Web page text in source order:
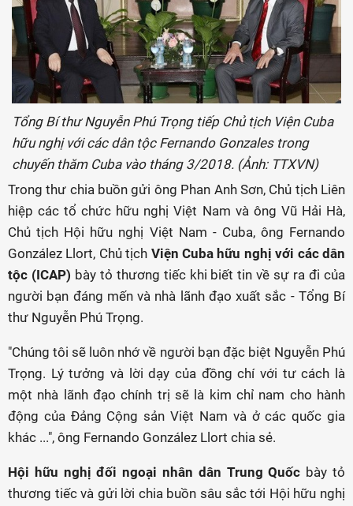
Tổng Bí thư Nguyễn Phú Trọng tiếp Chủ tịch Viện Cuba
hữu nghị với các dân tộc Fernando Gonzales trong
chuyến thăm Cuba vào tháng 3/2018. (Ảnh: TTXVN)
Trong thư chia buồn gửi ông Phan Anh Sơn, Chủ tịch Liên
hiệp các tổ chức hữu nghị Việt Nam và ông Vũ Hải Hà,
Chủ tịch Hội hữu nghị Việt Nam - Cuba, ông Fernando
González Llort, Chủ tịch Viện Cuba hữu nghị với các dân
tộc (ICAP) bày tỏ thương tiếc khi biết tin về sự ra đi của
người bạn đáng mến và nhà lãnh đạo xuất sắc - Tổng Bí
thư Nguyễn Phú Trọng.
"Chúng tôi sẽ luôn nhớ về người bạn đặc biệt Nguyễn Phú
Trọng. Lý tưởng và lời dạy của đồng chí với tư cách là
một nhà lãnh đạo chính trị sẽ là kim chỉ nam cho hành
động của Đảng Cộng sản Việt Nam và ở các quốc gia
khác ...", ông Fernando González Llort chia sẻ.
Hội hữu nghị đối ngoại nhân dân Trung Quốc bày tỏ
thương tiếc và gửi lời chia buồn sâu sắc tới Hội hữu nghị